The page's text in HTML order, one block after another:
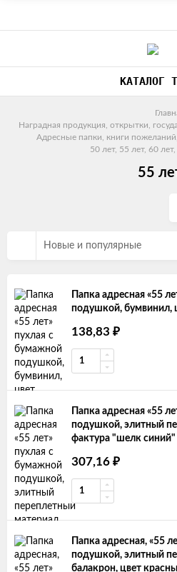
КАТАЛОГ
Наградная продукция, открытки,
Адресные папки, книги
50 лет, 55 лет, 60
55
Новые и популярные
Папка адресная «55
подушкой, бумвинил,
138,83 ₽
Папка адресная «55
подушкой, элитный
фактура "шелк синий"
307,16 ₽
Папка адресная, «55
подушкой, элитный
балакрон, цвет